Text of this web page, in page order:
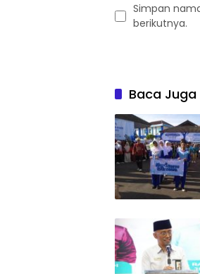
Simpan
berikutnya.
Baca Juga